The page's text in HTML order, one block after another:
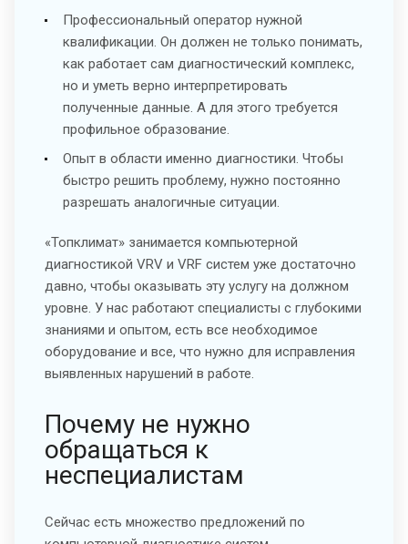
Профессиональный оператор нужной
квалификации. Он должен не только понимать,
как работает сам диагностический комплекс,
но и уметь верно интерпретировать
полученные данные. А для этого требуется
профильное образование.
Опыт в области именно диагностики. Чтобы
быстро решить проблему, нужно постоянно
разрешать аналогичные ситуации.
«Топклимат» занимается компьютерной
диагностикой VRV и VRF систем уже достаточно
давно, чтобы оказывать эту услугу на должном
уровне. У нас работают специалисты с глубокими
знаниями и опытом, есть все необходимое
оборудование и все, что нужно для исправления
выявленных нарушений в работе.
Почему не нужно
обращаться к
неспециалистам
Сейчас есть множество предложений по